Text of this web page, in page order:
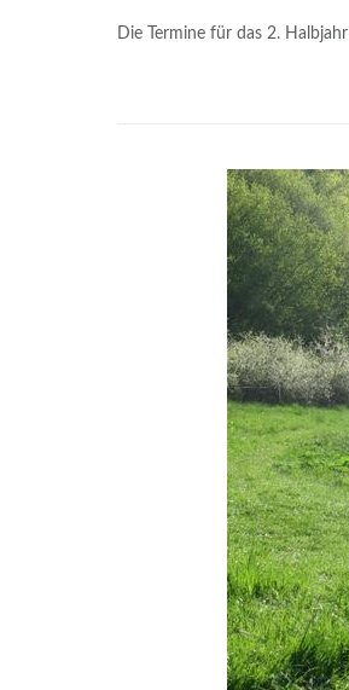
Die Termine für das 2.